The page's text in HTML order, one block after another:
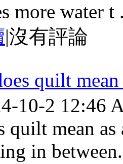
more water t
|沒有評論
quilt mean
10-2 12:46
quilt mean
in